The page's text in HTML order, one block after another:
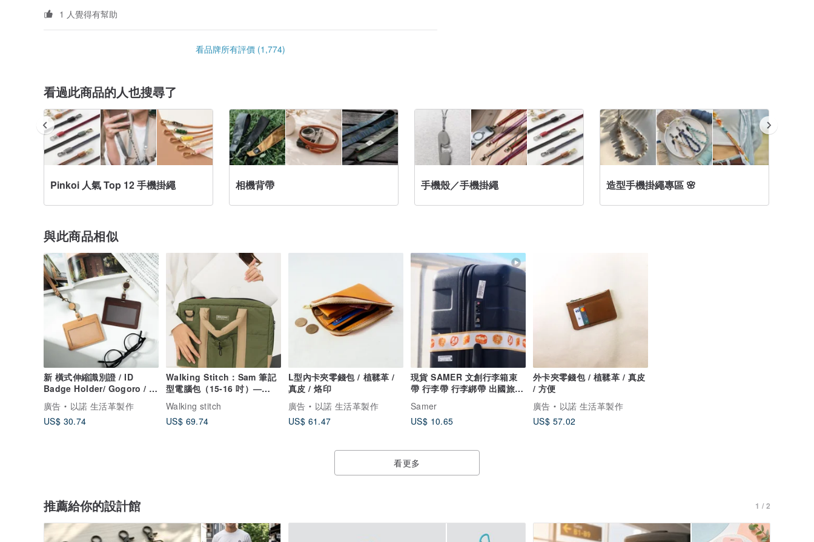
1 人覺得有幫助
看品牌所有評價 (1,774)
看過此商品的人也搜尋了
Pinkoi 人氣 Top 12 手機掛繩 相機背帶 手機殼／手機掛繩 造型手機掛繩專區 🌸
與此商品相似
新 橫式伸縮識別證 / ID
Badge Holder/ Gogoro / 證
件套 /抗干擾
廣告
以諾 生活革製作
US$ 30.74
Walking Stitch：Sam 筆記
型電腦包（15-16 吋）—
Matcha 色。
Walking stitch
US$ 69.74
L型內卡夾零錢包 / 植鞣革 /
真皮 / 烙印
廣告
以諾 生活革製作
US$ 61.47
現貨 SAMER 文創行李箱束
帶 行李帶 行李綁帶 出國旅行
必備
Samer
US$ 10.65
外卡夾零錢包 / 植鞣革 / 真皮
/ 方便
廣告
以諾 生活革製作
US$ 57.02
看更多
推薦給你的設計館 1 / 2